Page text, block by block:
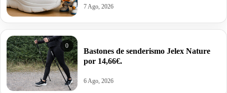
7 Ago, 2026
0
Bastones de senderismo Jelex Nature
por 14,66€.
6 Ago, 2026